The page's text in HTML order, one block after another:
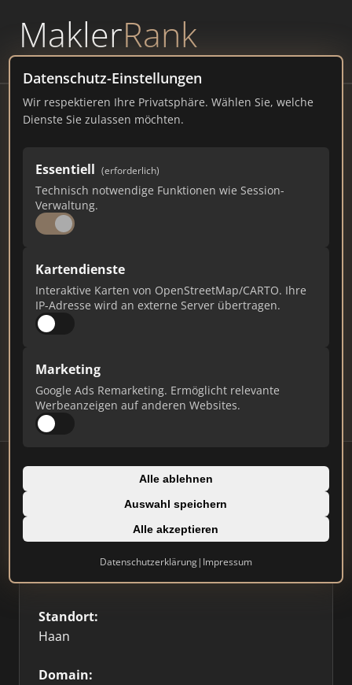
MaklerRank
powered byWAVEPOINT
Datenschutz-Einstellungen
Wir respektieren Ihre Privatsphäre. Wählen Sie, welche
Dienste Sie zulassen möchten.
Essentiell (erforderlich)
Technisch notwendige Funktionen wie Session-
Verwaltung.
Kartendienste
Interaktive Karten von OpenStreetMap/CARTO. Ihre
IP-Adresse wird an externe Server übertragen.
Marketing
Google Ads Remarketing. Ermöglicht relevante
Werbeanzeigen auf anderen Websites.
Alle ablehnen
Auswahl speichern
Alle akzeptieren
Datenschutzerklärung| Impressum
ImmoTK GmbH
immotk.de
1.111
Ist das Ihr Unternehmen?
Verifizieren Sie Ihr Profil, bearbeiten Sie Ihre
Updates.
Profil beanspruchen
⭐ Etabliert
Einzelner Makler
Standort:
Haan
Domain: